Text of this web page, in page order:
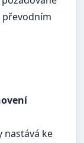
převodním
nastává ke